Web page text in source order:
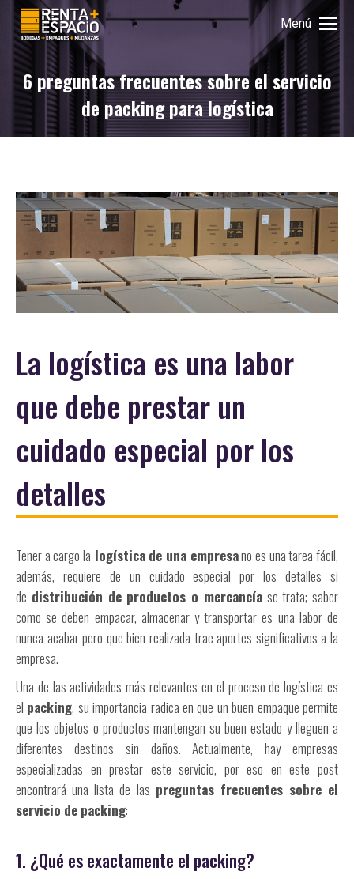
Menú
6 preguntas frecuentes sobre el servicio
de packing para logística
La logística es una labor
que debe prestar un
cuidado especial por los
detalles
Tener a cargo la logística de una empresano es una tarea fácil,
además, requiere de un cuidado especial por los detalles si
de distribución de productos o mercancíase trata; saber
como se deben empacar, almacenar y transportar es una labor de
nunca acabar pero que bien realizada trae aportes significativos a la
empresa.
Una de las actividades más relevantes en el proceso de logística es
el packing, su importancia radica en que un buen empaque permite
que los objetos o productos mantengan su buen estado y lleguen a
diferentes destinos sin daños. Actualmente, hay empresas
especializadas en prestar este servicio, por eso en este post
encontrará una lista de las preguntas frecuentes sobre el
servicio de packing:
1. ¿Qué es exactamente el packing?